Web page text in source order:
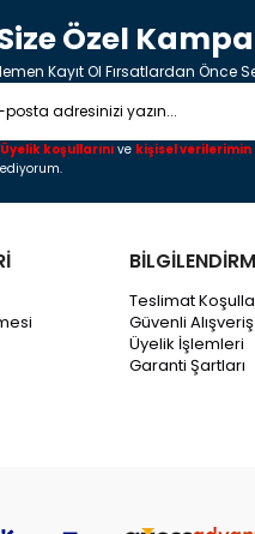
Özel
Kayıt Ol Fırsatlardan Önce
Üyelik koşullarını ve kişisel verilerimin
ediyorum.
Teslimat
Güvenli Alışveriş
Üyelik İşlemleri
Garanti Şartları